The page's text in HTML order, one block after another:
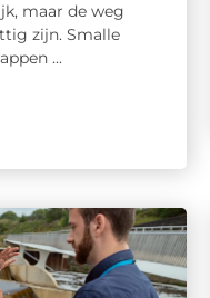
maar de weg
zijn. Smalle
...